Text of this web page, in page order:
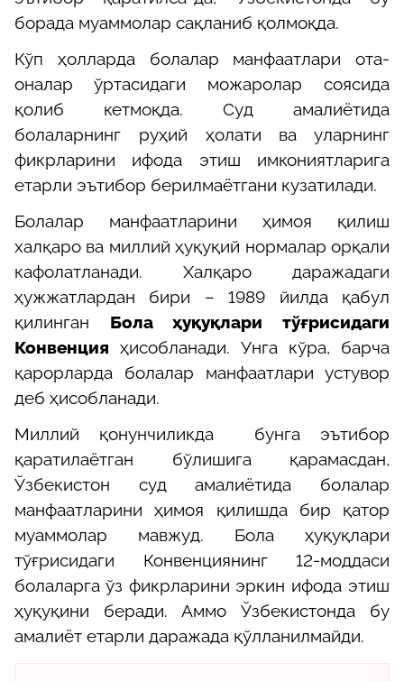
борада муаммолар сақланиб қолмоқда.
Кўп ҳолларда болалар манфаатлари ота-
оналар ўртасидаги можаролар соясида
қолиб кетмоқда. Суд амалиётида
болаларнинг руҳий ҳолати ва уларнинг
фикрларини ифода этиш имкониятларига
етарли эътибор берилмаётгани кузатилади.
Болалар манфаатларини ҳимоя қилиш
халқаро ва миллий ҳуқуқий нормалар орқали
кафолатланади. Халқаро даражадаги
ҳужжатлардан бири – 1989 йилда қабул
қилинган Бола ҳуқуқлари тўғрисидаги
Конвенция ҳисобланади. Унга кўра, барча
қарорларда болалар манфаатлари устувор
деб ҳисобланади.
Миллий қонунчиликда бунга эътибор
қаратилаётган бўлишига қарамасдан,
Ўзбекистон суд амалиётида болалар
манфаатларини ҳимоя қилишда бир қатор
муаммолар мавжуд. Бола ҳуқуқлари
тўғрисидаги Конвенциянинг 12-моддаси
болаларга ўз фикрларини эркин ифода этиш
ҳуқуқини беради. Аммо Ўзбекистонда бу
амалиёт етарли даражада қўлланилмайди.